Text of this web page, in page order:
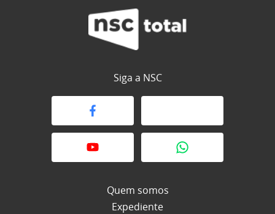
Siga a NSC
Quem somos
Expediente